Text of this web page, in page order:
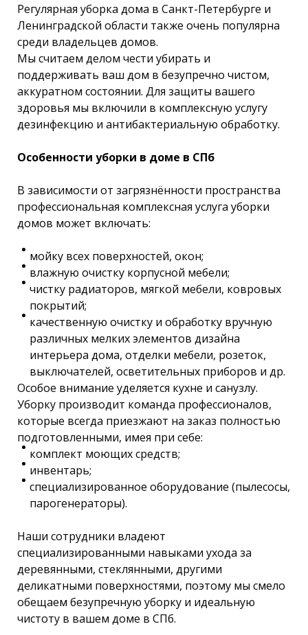
Регулярная уборка дома в Санкт-Петербурге и
Ленинградской области также очень популярна
среди владельцев домов.
Мы считаем делом чести убирать и
поддерживать ваш дом в безупречно чистом,
аккуратном состоянии. Для защиты вашего
здоровья мы включили в комплексную услугу
дезинфекцию и антибактериальную обработку.
Особенности уборки в доме в СПб
В зависимости от загрязнённости пространства
профессиональная комплексная услуга уборки
домов может включать:
мойку всех поверхностей, окон;
влажную очистку корпусной мебели;
чистку радиаторов, мягкой мебели, ковровых
покрытий;
качественную очистку и обработку вручную
различных мелких элементов дизайна
интерьера дома, отделки мебели, розеток,
выключателей, осветительных приборов и др.
Особое внимание уделяется кухне и санузлу.
Уборку производит команда профессионалов,
которые всегда приезжают на заказ полностью
подготовленными, имея при себе:
комплект моющих средств;
инвентарь;
специализированное оборудование (пылесосы,
парогенераторы).
Наши сотрудники владеют
специализированными навыками ухода за
деревянными, стеклянными, другими
деликатными поверхностями, поэтому мы смело
обещаем безупречную уборку и идеальную
чистоту в вашем доме в СПб.